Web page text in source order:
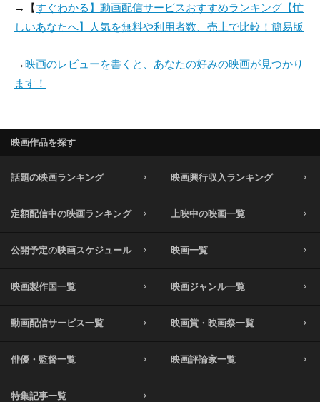
→【すぐわかる】動画配信サービスおすすめランキング【忙
しいあなたへ】人気を無料や利用者数、売上で比較！簡易版
→映画のレビューを書くと、あなたの好みの映画が見つかり
ます！
映画作品を探す
話題の映画ランキング 映画興行収入ランキング
定額配信中の映画ランキング 上映中の映画一覧
公開予定の映画スケジュール 映画一覧
映画製作国一覧 映画ジャンル一覧
動画配信サービス一覧 映画賞・映画祭一覧
俳優・監督一覧 映画評論家一覧
特集記事一覧